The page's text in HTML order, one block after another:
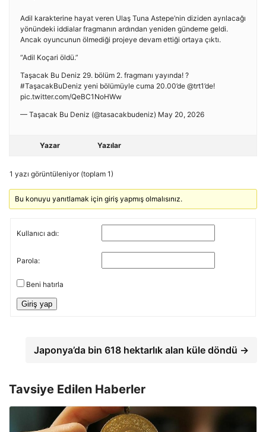
Adil karakterine hayat veren Ulaş Tuna Astepe’nin diziden ayrılacağı
yönündeki iddialar fragmanın ardından yeniden gündeme geldi.
Ancak oyuncunun ölmediği projeye devam ettiği ortaya çıktı.
“Adil Koçari öldü.”
Taşacak Bu Deniz 29. bölüm 2. fragmanı yayında! ?
#TaşacakBuDeniz yeni bölümüyle cuma 20.00’de @trt1’de!
pic.twitter.com/QeBC1NoHWw
— Taşacak Bu Deniz (@tasacakbudeniz) May 20, 2026
Yazar Yazılar
1 yazı görüntüleniyor (toplam 1)
Bu konuyu yanıtlamak için giriş yapmış olmalısınız.
Kullanıcı adı:
Parola:
Beni hatırla
Giriş yap
Japonya’da bin 618 hektarlık alan küle döndü →
Tavsiye Edilen Haberler